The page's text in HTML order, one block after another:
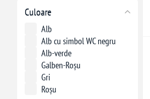
Culoare
Alb
Alb cu simbol WC negru
Alb-verde
Galben-Roșu
Gri
Roșu